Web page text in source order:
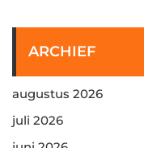
ARCHIEF
augustus 2026
juli 2026